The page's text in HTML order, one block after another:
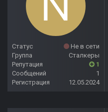
Статус
Не в сети
Группа
Сталкеры
Репутация
1
Сообщений
1
Регистрация
12.05.2024